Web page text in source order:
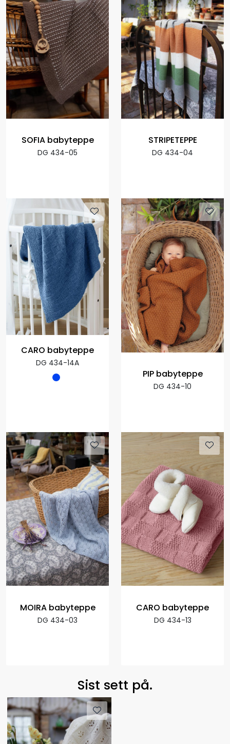
SOFIA babyteppe
DG 434-05
STRIPETEPPE
DG 434-04
CARO babyteppe
DG 434-14A
PIP babyteppe
DG 434-10
MOIRA babyteppe
DG 434-03
CARO babyteppe
DG 434-13
Sist sett på.